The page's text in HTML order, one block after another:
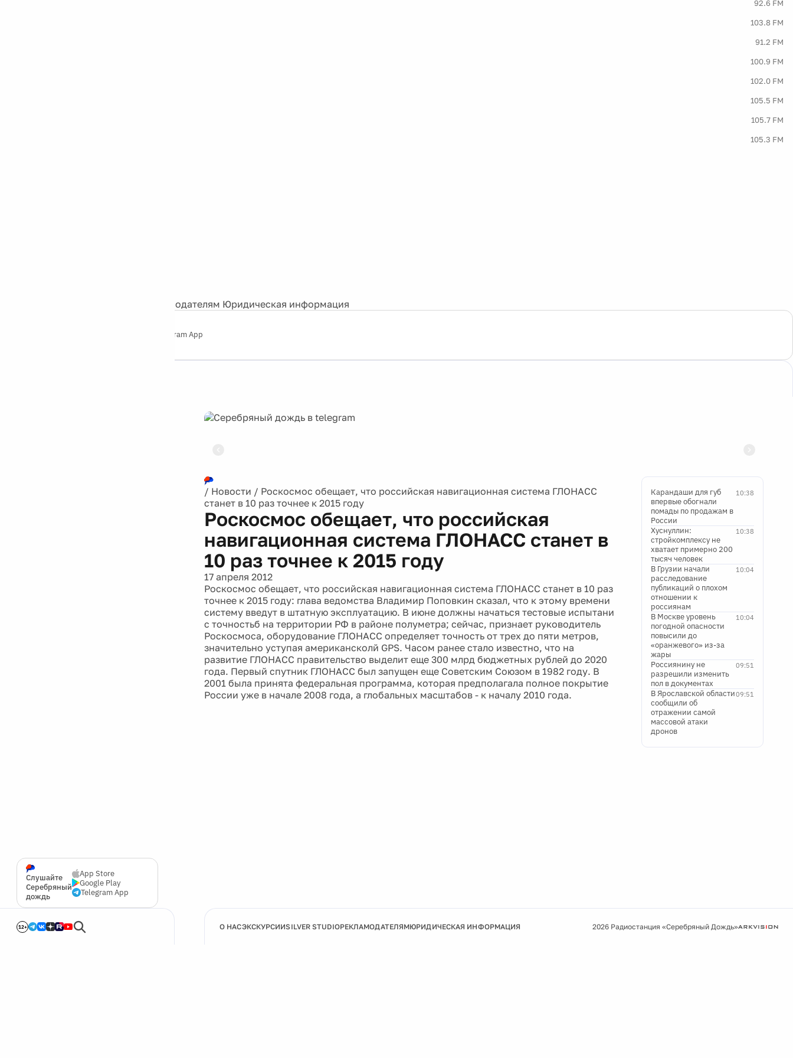
92.6 FM
103.8 FM
91.2 FM
100.9 FM
102.0 FM
105.5 FM
105.7 FM
105.3 FM
Рекламодателям Юридическая информация
Telegram App
Слушайте
Серебряный
дождь
App Store
Google Play
Telegram App
12+
/ Новости / Роскосмос обещает, что российская навигационная система ГЛОНАСС
станет в 10 раз точнее к 2015 году
Роскосмос обещает, что российская
навигационная система ГЛОНАСС станет в
10 раз точнее к 2015 году
17 апреля 2012
Роскосмос обещает, что российская навигационная система ГЛОНАСС станет в 10 раз
точнее к 2015 году: глава ведомства Владимир Поповкин сказал, что к этому времени
систему введут в штатную эксплуатацию. В июне должны начаться тестовые испытани
с точностьб на территории РФ в районе полуметра; сейчас, признает руководитель
Роскосмоса, оборудование ГЛОНАСС определяет точность от трех до пяти метров,
значительно уступая американсколй GPS. Часом ранее стало известно, что на
развитие ГЛОНАСС правительство выделит еще 300 млрд бюджетных рублей до 2020
года. Первый спутник ГЛОНАСС был запущен еще Советским Союзом в 1982 году. В
2001 была принята федеральная программа, которая предполагала полное покрытие
России уже в начале 2008 года, а глобальных масштабов - к началу 2010 года.
10:38
Карандаши для губ
впервые обогнали
помады по продажам в
России
10:38
Хуснуллин:
стройкомплексу не
хватает примерно 200
тысяч человек
10:04
В Грузии начали
расследование
публикаций о плохом
отношении к
россиянам
10:04
В Москве уровень
погодной опасности
повысили до
«оранжевого» из-за
жары
09:51
Россиянину не
разрешили изменить
пол в документах
09:51
В Ярославской области
сообщили об
отражении самой
массовой атаки
дронов
О НАСЭКСКУРСИИSILVER STUDIOРЕКЛАМОДАТЕЛЯМЮРИДИЧЕСКАЯ ИНФОРМАЦИЯ 2026 Радиостанция «Серебряный Дождь»